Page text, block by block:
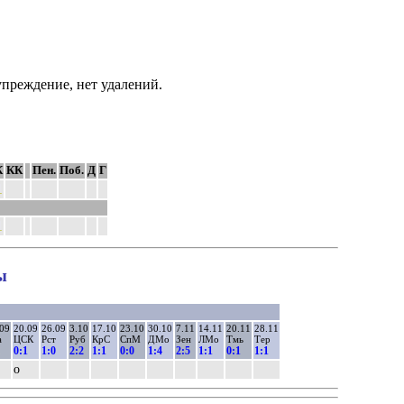
нет удалений.
КК Пен. Поб. Д Г
20.09
ЦСК
0:1
26.09
Рст
1:0
3.10
Руб
2:2
17.10
КрС
1:1
23.10
СпМ
0:0
30.10
ДМо
1:4
7.11
Зен
2:5
14.11
ЛМо
1:1
20.11
Тмь
0:1
28.11
Тер
1:1
о